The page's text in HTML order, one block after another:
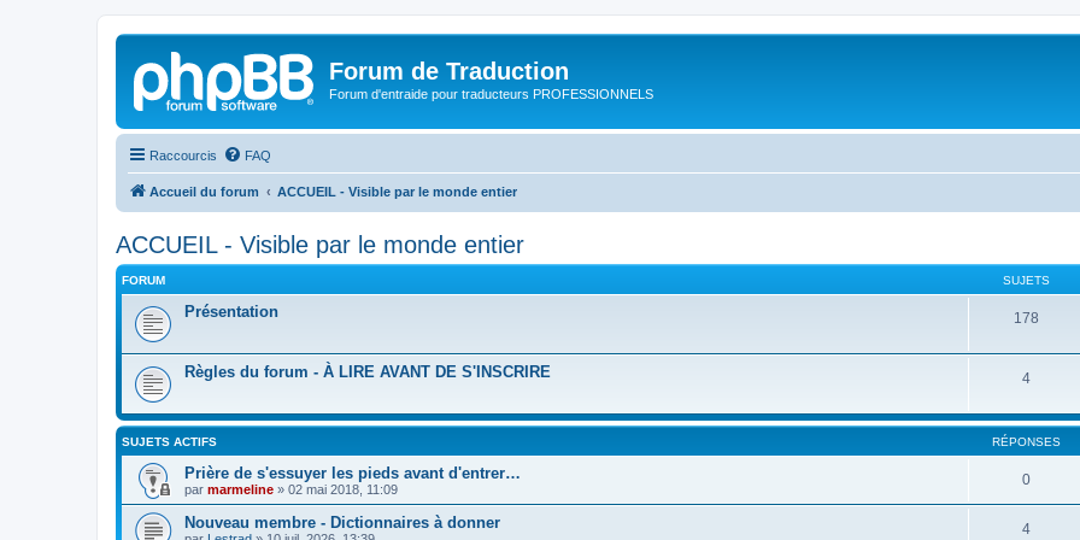
Forum de Traduction
Forum d'entraide pour traducteurs PROFESSIONNELS
Raccourcis FAQ
Accueil du forum ACCUEIL - Visible par le monde entier
ACCUEIL - Visible par le monde entier
FORUM SUJETS
Présentation 178
Règles du forum - À LIRE AVANT DE S'INSCRIRE 4
SUJETS ACTIFS RÉPONSES
Prière de s'essuyer les pieds avant d'entrer…
par marmeline » 02 mai 2018, 11:09
0
Nouveau membre - Dictionnaires à donner 4